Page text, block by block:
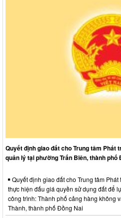
Quyết định giao đất cho Trung tâm Phát
quản lý tại phường Trấn Biên, thành phố
Quyết định giao đất cho Trung tâm
thực hiện đấu giá quyền sử dụng đất để
công trình: Thành phố cảng hàng không
Thành, thành phố Đồng Nai